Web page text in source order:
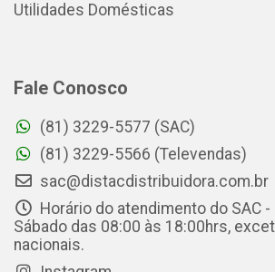
Utilidades Domésticas
Fale Conosco
(81) 3229-5577 (SAC)
(81) 3229-5566 (Televendas)
sac@distacdistribuidora.com.br
Horário do atendimento do SAC -
Sábado das 08:00 às 18:00hrs,
nacionais.